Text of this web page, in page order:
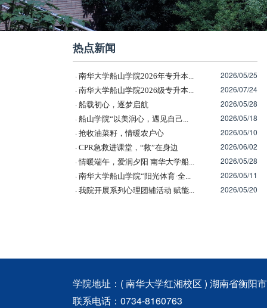
热点新闻
· 南华大学船山学院2026年专升本...
2026/05/25
· 南华大学船山学院2026级专升本...
2026/07/24
· 船载初心，逐梦启航
2026/05/28
· 船山学院“以美润心，遇见自己...
2026/05/18
· 抢收油菜籽，情暖农户心
2026/05/10
· CPR急救进课堂，“救”在身边
2026/06/02
· 情暖端午，爱润夕阳 南华大学船...
2026/05/28
· 南华大学船山学院“阳光体育·全...
2026/05/11
· 我院开展系列心理团辅活动 赋能... 2026/05/20
学院地址：( 南华大学红湘校区 ) 湖南省衡阳
联系电话：0734-8160763